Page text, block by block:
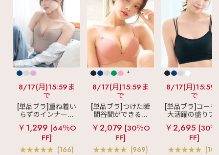
8/17(月)15:59ま
で
[単品ブラ]重ね着い
らずのインナーブ
ラ
リッチバスト
ブラトップ (ワイヤ
ー入り)
￥1,299 [64％O
FF]
(166)
+
8/17(月)15:59ま
で
[単品ブラ]つけた瞬
間谷間ができるシ
ームレスブラ
超
盛ブラ(R) シームレ
ス 単品ブラジャー
￥2,079 [30％O
FF]
(969)
8/17(月)15:59
で
[単品ブラ]コーデ
大活躍の盛りブ
ショートレン
ス ブラトップ 超
ブラ(R) 単品ブ
ャー
￥2,695 [30
FF]